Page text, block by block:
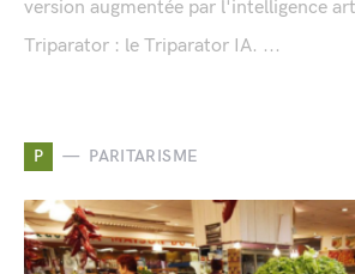
version augmentée par l'intelligence
Triparator : le Triparator IA. ...
P PARITARISME